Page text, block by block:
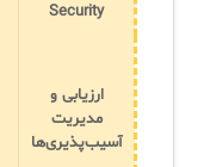
Security
ارزیابی و
مدیریت
آسیب‌پذیری‌ها